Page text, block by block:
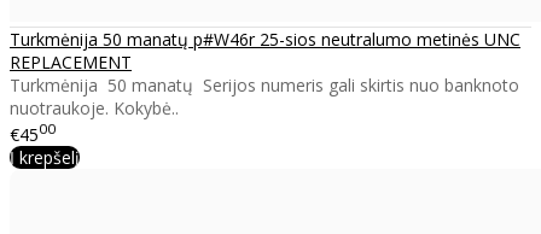
Turkmėnija 50 manatų p#W46r 25-sios neutralumo metinės UNC
REPLACEMENT
Turkmėnija 50 manatų Serijos numeris gali skirtis nuo banknoto
nuotraukoje. Kokybė..
€4500
Į krepšelį